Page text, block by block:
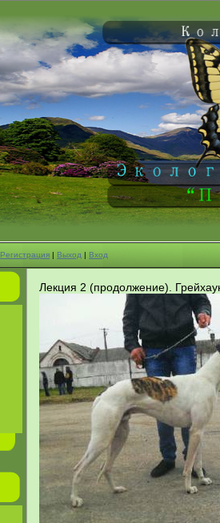
Регистрация | Выход | Вход
Лекция 2 (продолжение).